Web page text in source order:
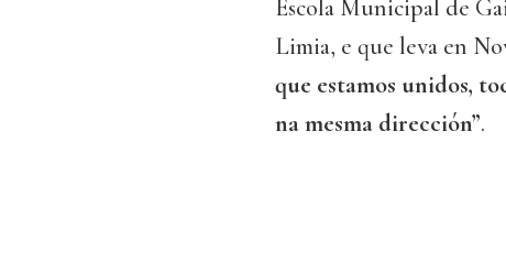
Escola Municipal de
Limia, e que leva en
que estamos unidos,
na mesma dirección”.